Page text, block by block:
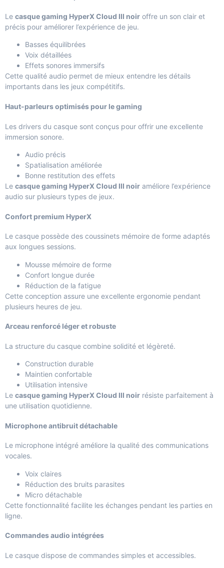
Le casque gaming HyperX Cloud III noir offre un son clair et
précis pour améliorer l’expérience de jeu.
Basses équilibrées
Voix détaillées
Effets sonores immersifs
Cette qualité audio permet de mieux entendre les détails
importants dans les jeux compétitifs.
Haut-parleurs optimisés pour le gaming
Les drivers du casque sont conçus pour offrir une excellente
immersion sonore.
Audio précis
Spatialisation améliorée
Bonne restitution des effets
Le casque gaming HyperX Cloud III noir améliore l’expérience
audio sur plusieurs types de jeux.
Confort premium HyperX
Le casque possède des coussinets mémoire de forme adaptés
aux longues sessions.
Mousse mémoire de forme
Confort longue durée
Réduction de la fatigue
Cette conception assure une excellente ergonomie pendant
plusieurs heures de jeu.
Arceau renforcé léger et robuste
La structure du casque combine solidité et légèreté.
Construction durable
Maintien confortable
Utilisation intensive
Le casque gaming HyperX Cloud III noir résiste parfaitement à
une utilisation quotidienne.
Microphone antibruit détachable
Le microphone intégré améliore la qualité des communications
vocales.
Voix claires
Réduction des bruits parasites
Micro détachable
Cette fonctionnalité facilite les échanges pendant les parties en
ligne.
Commandes audio intégrées
Le casque dispose de commandes simples et accessibles.